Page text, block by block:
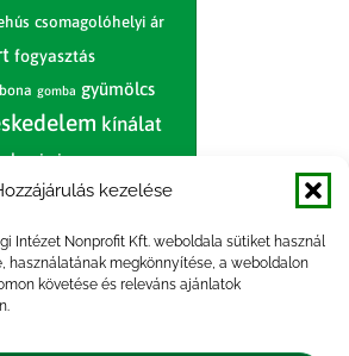
kezelése
Intézet Nonprofit Kft. weboldala sütiket használ
használatának megkönnyítése, a weboldalon
követése és releváns ajánlatok
csomagolóhelyi ár
fogyasztás
gomba gyümölcs
kínálat
piac narancs
jelentés
sertéshús
termelői